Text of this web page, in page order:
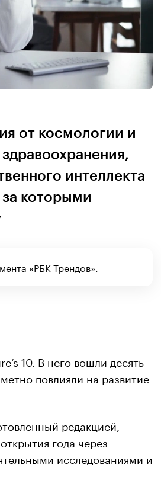
от космологии и
интеллекта
которыми
«РБК Трендов».
10. В него вошли десять
повлияли на развитие
редакцией,
года через
исследованиями и